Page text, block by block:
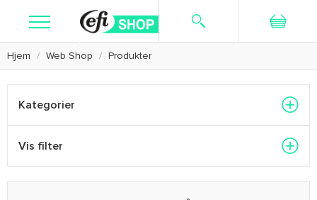
Ny bruker
Hudpleie
Hjem Web Shop Produkter
Kategorier
Vis filter